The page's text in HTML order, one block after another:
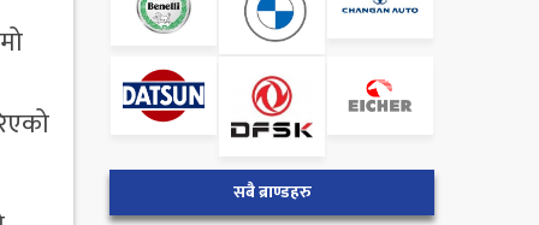
सबै ब्राण्डहरु